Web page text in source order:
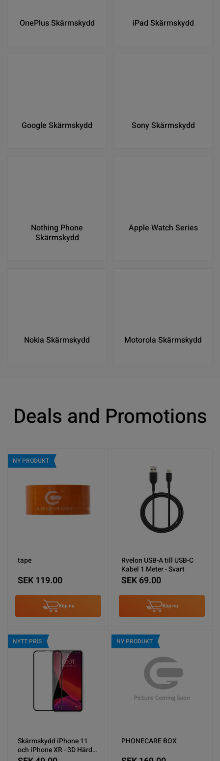
OnePlus Skärmskydd iPad Skärmskydd
Google Skärmskydd Sony Skärmskydd
Nothing Phone
Skärmskydd
Apple Watch Series
Nokia Skärmskydd Motorola Skärmskydd
Deals and Promotions
NY PRODUKT
tape
SEK 119.00
Köp nu
Rvelon USB-A till USB-C
Kabel 1 Meter - Svart
SEK 69.00
Köp nu
NYTT PRIS
Skärmskydd iPhone 11
och iPhone XR - 3D Härdat
Glas miljö
NY PRODUKT
PHONECARE BOX